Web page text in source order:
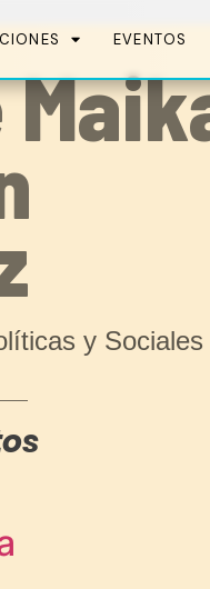
EVENTOS
y Sociales